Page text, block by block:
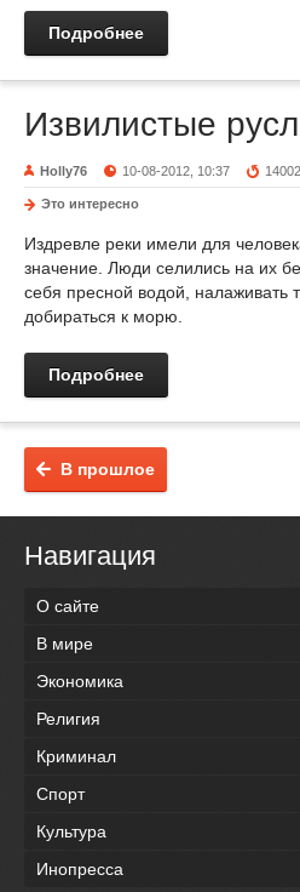
Подробнее
Извилистые
Holly76 10-08-2012, 10:37 14002
Это интересно
Издревле реки имели для
значение. Люди селились на их
себя пресной водой, налаживать
добираться к морю.
Подробнее
В прошлое
Навигация
О сайте
В мире
Экономика
Религия
Криминал
Спорт
Культура
Инопресса